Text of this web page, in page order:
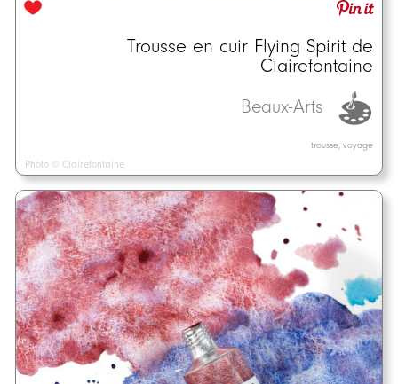
Trousse en cuir Flying Spirit de
Clairefontaine
Beaux-Arts
trousse, voyage
Photo © Clairefontaine